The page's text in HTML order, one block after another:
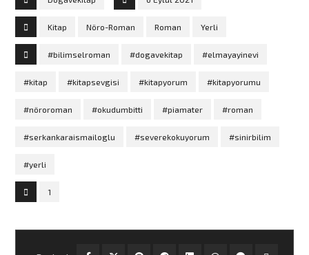
Kitap Nöro-Roman Roman Yerli
#bilimselroman #dogavekitap #elmayayinevi
#kitap #kitapsevgisi #kitapyorum #kitapyorumu
#nöroroman #okudumbitti #piamater #roman
#serkankaraismailoglu #severekokuyorum #sinirbilim
#yerli
1